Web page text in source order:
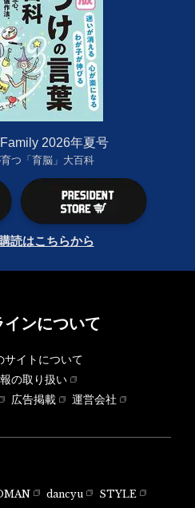
2026年夏号
つ「育脳」大百科
読はこちらから
ンについて
サイトについて
の取り扱い
広告掲載
運営会社
dancyu
STYLE